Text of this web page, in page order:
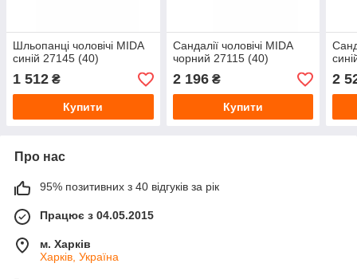
Шльопанці чоловічі MIDA
синій 27145 (40)
1 512 ₴
Купити
Сандалії чоловічі MIDA
чорний 27115 (40)
2 196₴
Купити
2
Про нас
95% позитивних з 40 відгуків за рік
Працює з 04.05.2015
м. Харків
Харків, Україна